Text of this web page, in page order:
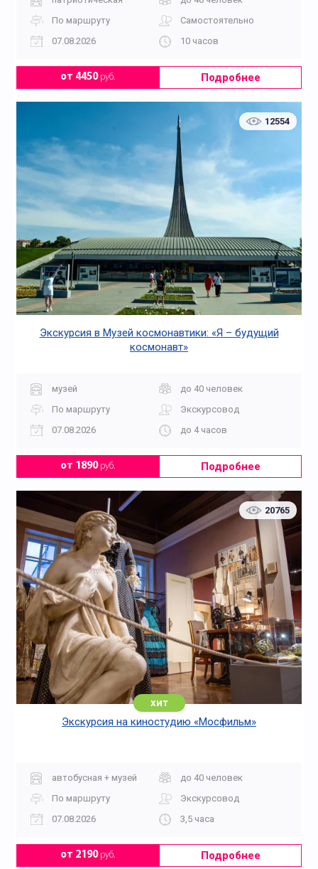
По маршруту
Самостоятельно
07.08.2026
10 часов
от 4450руб. Подробнее
12554
Экскурсия в Музей космонавтики: «Я – будущий
космонавт»
музей
до 40 человек
По маршруту
Экскурсовод
07.08.2026
до 4 часов
от 1890руб. Подробнее
20765
хит
Экскурсия на киностудию «Мосфильм»
автобусная + музей
до 40 человек
По маршруту
Экскурсовод
07.08.2026
3,5 часа
от 2190руб. Подробнее